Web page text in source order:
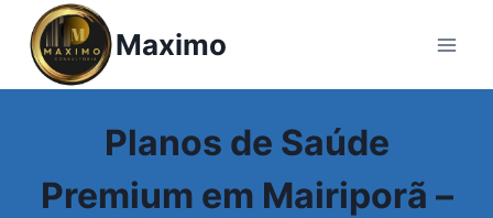
Maximo
Planos de Saúde
Premium em Mairiporã –